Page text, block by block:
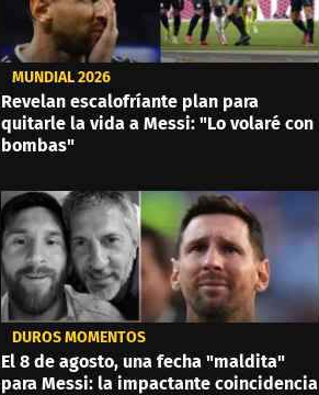
MUNDIAL 2026
Revelan escalofríante plan para
quitarle la vida a Messi: "Lo volaré con
bombas"
DUROS MOMENTOS
El 8 de agosto, una fecha "maldita"
para Messi: la impactante coincidencia